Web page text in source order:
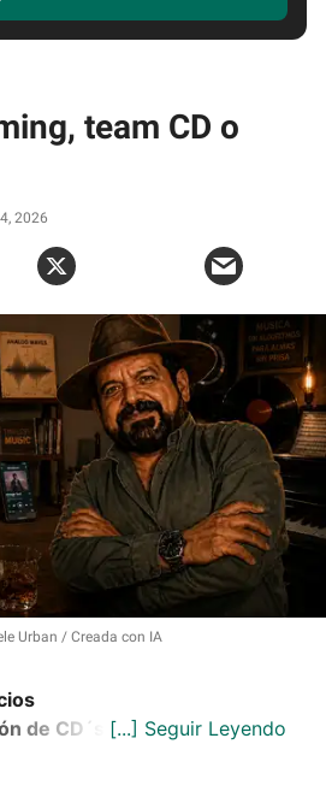
team CD o
2026
Urban Creada con IA
de CD´s